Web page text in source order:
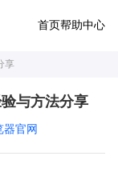
首页帮助中心
享
与方法分享
器官网